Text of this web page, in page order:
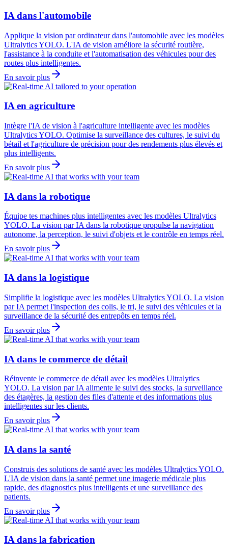
IA dans l'automobile
Applique la vision par ordinateur dans l'automobile avec les modèles
Ultralytics YOLO. L'IA de vision améliore la sécurité routière,
l'assistance à la conduite et l'automatisation des véhicules pour des
routes plus intelligentes.
En savoir plus
IA en agriculture
Intègre l'IA de vision à l'agriculture intelligente avec les modèles
Ultralytics YOLO. Optimise la surveillance des cultures, le suivi du
bétail et l'agriculture de précision pour des rendements plus élevés et
plus intelligents.
En savoir plus
IA dans la robotique
Équipe tes machines plus intelligentes avec les modèles Ultralytics
YOLO. La vision par IA dans la robotique propulse la navigation
autonome, la perception, le suivi d'objets et le contrôle en temps réel.
En savoir plus
IA dans la logistique
Simplifie la logistique avec les modèles Ultralytics YOLO. La vision
par IA permet l'inspection des colis, le tri, le suivi des véhicules et la
surveillance de la sécurité des entrepôts en temps réel.
En savoir plus
IA dans le commerce de détail
Réinvente le commerce de détail avec les modèles Ultralytics
YOLO. La vision par IA alimente le suivi des stocks, la surveillance
des étagères, la gestion des files d'attente et des informations plus
intelligentes sur les clients.
En savoir plus
IA dans la santé
Construis des solutions de santé avec les modèles Ultralytics YOLO.
L'IA de vision dans la santé permet une imagerie médicale plus
rapide, des diagnostics plus intelligents et une surveillance des
patients.
En savoir plus
IA dans la fabrication